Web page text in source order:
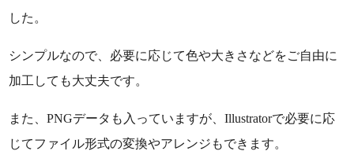
した。
シンプルなので、必要に応じて色や大きさなどをご自由に
加工しても大丈夫です。
また、PNGデータも入っていますが、Illustratorで必要に応
じてファイル形式の変換やアレンジもできます。